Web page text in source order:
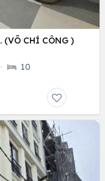
(VÕ CHÍ CÔNG )
· 10